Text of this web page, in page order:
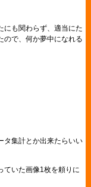
にも関わらず、適当にた
ので、何か夢中になれる
タ集計とか出来たらいい
ていた画像1枚を頼りに